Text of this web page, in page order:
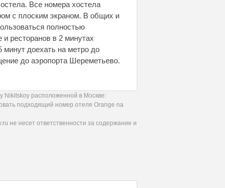
Все номера хостела
с плоским экраном. В общих и
полностью
ресторанов в 2 минутах
доехать на метро до
до аэропорта Шереметьево.
Nikitskoy расположенной в Москве:
подходящий номер отеля Orange na
не несет ответственности за содержание и